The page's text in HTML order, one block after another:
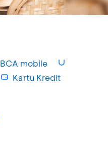
BCA mobile
Kartu Kredit